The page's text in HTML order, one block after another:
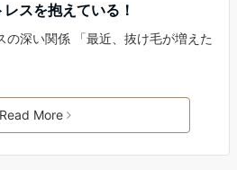
スを抱えている！
の深い関係 「最近、抜け毛が増えた
Read More